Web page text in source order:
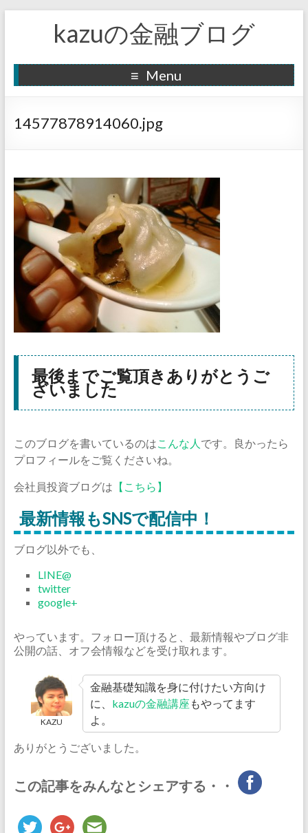
kazuの金融ブログ
Menu
14577878914060.jpg
最後までご覧頂きありがとうご
ざいました
このブログを書いているのはこんな人 です。良かったら
プロフィールをご覧くださいね。
会社員投資ブログは 【こちら】
最新情報もSNSで配信中！
ブログ以外でも、
LINE@
twitter
google+
やっています。フォロー頂けると、最新情報やブログ非
公開の話、オフ会情報などを受け取れます。
KAZU
金融基礎知識を身に付けたい方向け
に、 kazuの金融講座 もやってます
よ。
ありがとうございました。
この記事をみんなとシェアする・・